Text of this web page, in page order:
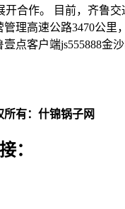
开合作。 目前，齐鲁
理高速公路3470公里
点客户端js555888金
所有：什锦锅子网
：